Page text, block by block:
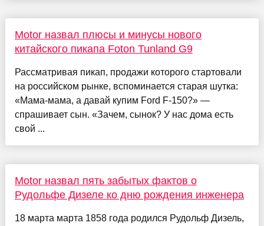
Motor назвал плюсы и минусы нового
китайского пикапа Foton Tunland G9
Рассматривая пикап, продажи которого стартовали
на российском рынке, вспоминается старая шутка:
«Мама-мама, а давай купим Ford F-150?» —
спрашивает сын. «Зачем, сынок? У нас дома есть
свой ...
Motor назвал пять забытых фактов о
Рудольфе Дизеле ко дню рождения инженера
18 марта марта 1858 года родился Рудольф Дизель,